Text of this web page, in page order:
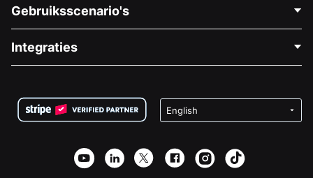
Over Ons
Vacatures
Privacy
Affiliate Partnerschap
Gebruiksscenario's
Medische Fondsenwerving
Goede Doelen Fondsenwerving
Integraties
Wix Donatie Plugin
Webflow Donatie App
Joomla Donatie